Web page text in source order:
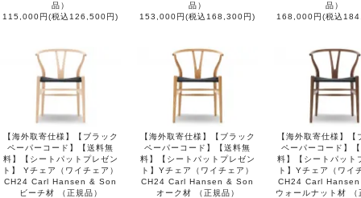
品）
115,000円(税込126,500円)
品）
153,000円(税込168,300円)
品）
168,000円(税込
【海外取寄仕様】【ブラック
ペーパーコード】【送料無
料】【シートパットプレゼン
ト】 Yチェア（ワイチェア）
CH24 Carl Hansen & Son
ビーチ材 （正規品）
【海外取寄仕様】【ブラック
ペーパーコード】【送料無
料】【シートパットプレゼン
ト】Yチェア（ワイチェア）
CH24 Carl Hansen & Son
オーク材 （正規品）
【海外取寄仕様】【
ペーパーコード】
料】【シートパット
ト】Yチェア（ワイ
CH24 Carl
ウォールナット材 （